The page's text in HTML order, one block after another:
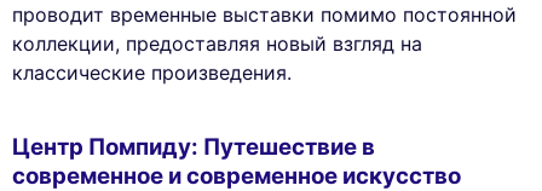
проводит временные выставки помимо постоянной
коллекции, предоставляя новый взгляд на
классические произведения.
Центр Помпиду: Путешествие в
современное и современное искусство